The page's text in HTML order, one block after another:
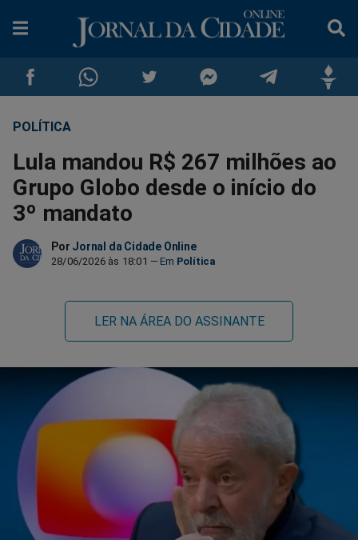
Compartilhar
no
Facebook
Compartilhar
no
Whatsapp
no
Twitter
no
no
no
POLÍTICA
Lula mandou R$ 267 milhões ao
Grupo Globo desde o início do
3º mandato
Por Jornal da Cidade Online
28/06/2026 às 18:01 Política
LER NA ÁREA DO ASSINANTE